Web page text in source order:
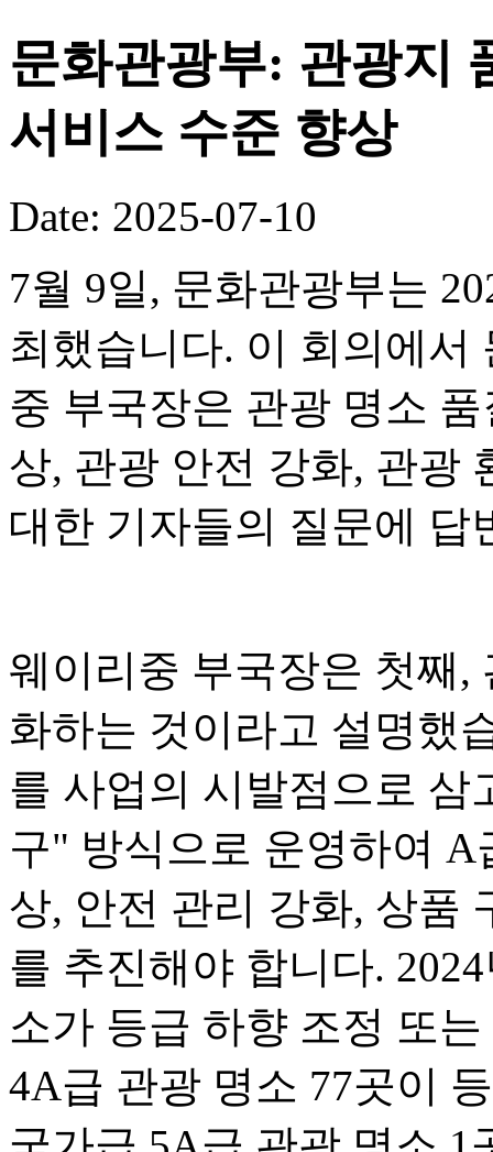
문화관광부: 관광지
서비스 수준 향상
Date: 2025-07-10
7월 9일, 문화관광부는
최했습니다. 이 회의에
중 부국장은 관광 명소
상, 관광 안전 강화, 관광
대한 기자들의 질문에 답
웨이리중 부국장은 첫째,
화하는 것이라고 설명했
를 사업의 시발점으로 삼
구" 방식으로 운영하여
상, 안전 관리 강화, 상품
를 추진해야 합니다.
소가 등급 하향 조정 또
4A급 관광 명소 77곳이